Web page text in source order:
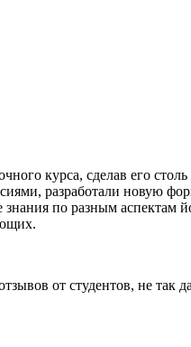
курса, сделав его
разработали новую
знания по разным аспектам
от студентов, не так